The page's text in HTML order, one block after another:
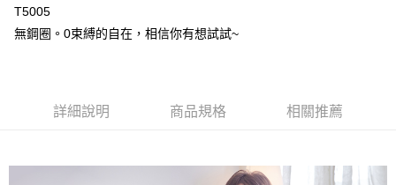
【大哥付你分期使用說明】
1.本服務由台灣大哥大提供，台灣大哥大用戶可立即使用無須另外申請。
2.付款方式選擇「大哥付你分期」，訂單成立後會自動跳轉到大哥付的交易
4.訂單成立30分鐘內，如未前往確認交易或遇審核未通過，訂單將自動取
消。如遇「轉專審核」未通過狀況，表示未達大哥付你分期系統評分，恕無
1.分期款項不併入電信帳單，「大哥付你分期」於每月結算日後寄送繳費提
１．簡單：不需註冊會員、不需綁卡、不需儲值。
「Hami Point」為中華電信所提供之點數服務，可於會員專區綁定中華電信
貨到付款
T5005
無鋼圈。0束縛的自在，相信你有想試試~
詳細說明 商品規格 相關推薦